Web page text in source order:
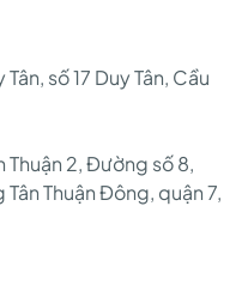
số 17 Duy Tân, Cầu
Thuận 2, Đường số 8,
Thuận Đông, quận 7,